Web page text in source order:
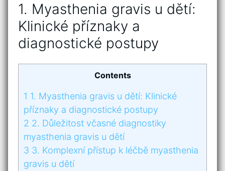
1. Myasthenia gravis u dětí:
⁤Klinické příznaky a⁤
diagnostické‌ postupy
Contents
1 1. Myasthenia gravis u dětí: ⁤Klinické
příznaky a⁤ diagnostické‌ postupy
2 2.⁣ Důležitost ⁣včasné diagnostiky
myasthenia gravis u dětí
3 3. Komplexní přístup k léčbě myasthenia
gravis‌ u dětí